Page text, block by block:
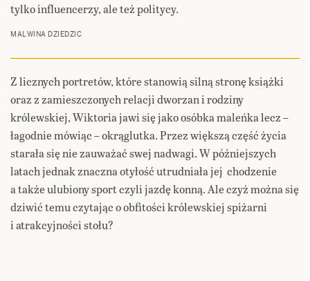
tylko influencerzy, ale też politycy.
MALWINA DZIEDZIC
Z licznych portretów, które stanowią silną stronę książki
oraz z zamieszczonych relacji dworzan i rodziny
królewskiej, Wiktoria jawi się jako osóbka maleńka lecz –
łagodnie mówiąc – okrąglutka. Przez większą część życia
starała się nie zauważać swej nadwagi. W późniejszych
latach jednak znaczna otyłość utrudniała jej chodzenie
a także ulubiony sport czyli jazdę konną. Ale czyż można się
dziwić temu czytając o obfitości królewskiej spiżarni
i atrakcyjności stołu?